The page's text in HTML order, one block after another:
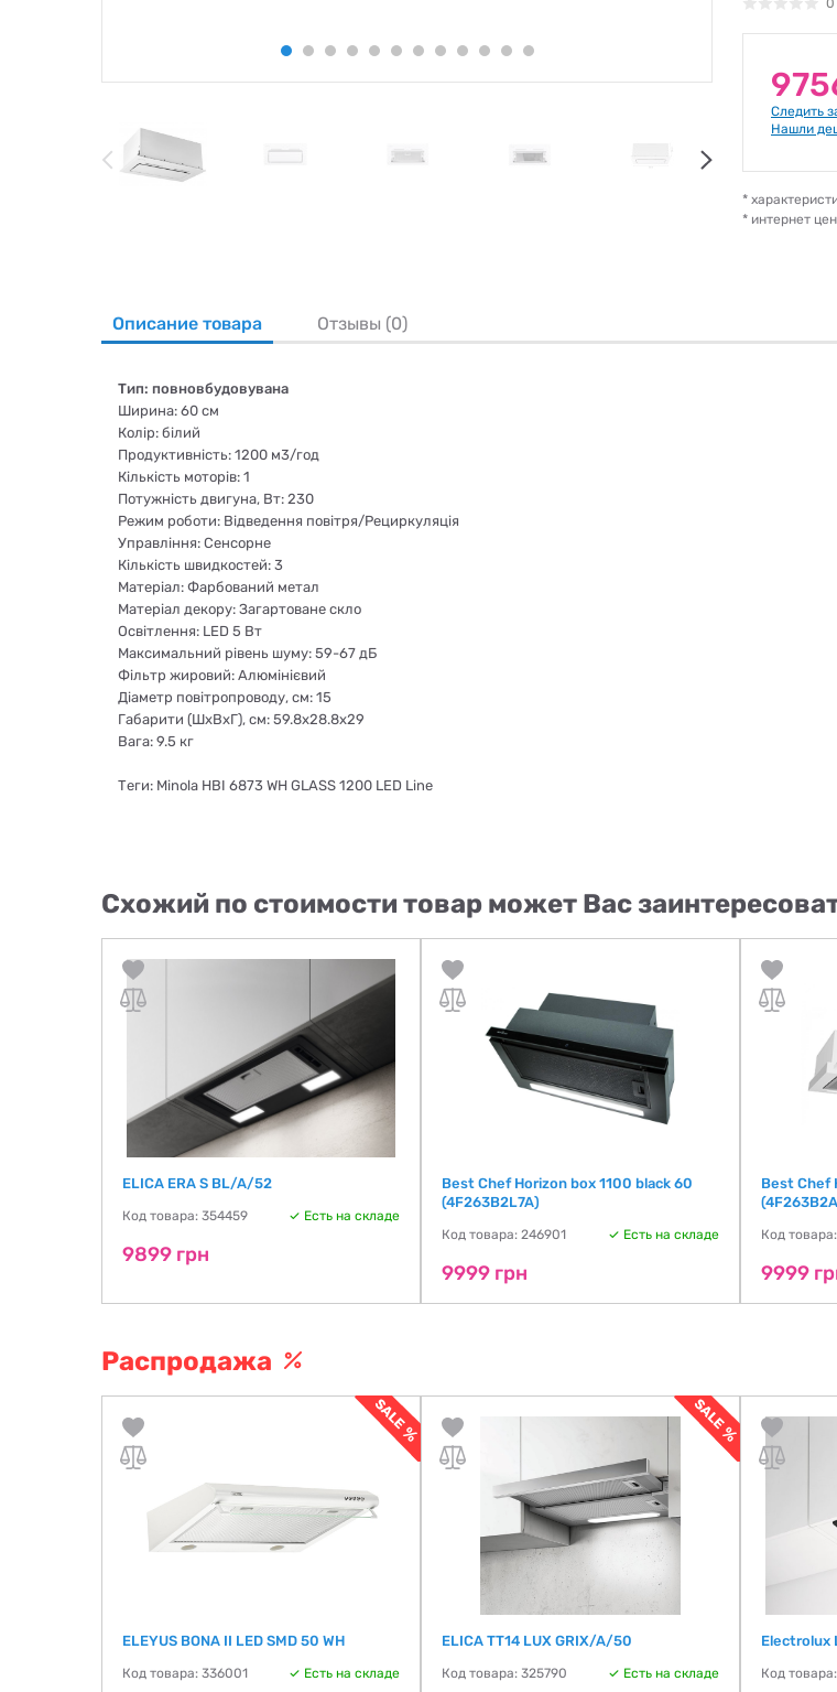
0
Следить
Нашли
*
* интернет
Описание товара Отзывы (0)
Тип: повновбудовувана
Ширина: 60 см
Колір: білий
Продуктивність: 1200 м3/год
Кількість моторів: 1
Потужність двигуна, Вт: 230
Режим роботи: Відведення повітря/Рециркуляція
Управління: Сенсорне
Кількість швидкостей: 3
Матеріал: Фарбований метал
Матеріал декору: Загартоване скло
Освітлення: LED 5 Вт
Максимальний рівень шуму: 59-67 дБ
Фільтр жировий: Алюмінієвий
Діаметр повітропроводу, см: 15
Габарити (ШхВхГ), cм: 59.8х28.8х29
Вага: 9.5 кг
Теги: Minola HBI 6873 WH GLASS 1200 LED Line
Схожий по стоимости товар может Вас
ELICA ERA S BL/A/52
Код товара: 354459 Есть на складе
9899 грн
Best Chef Horizon box 1100 black 60
(4F263B2L7A)
Код товара: 246901 Есть на складе
9999 грн
Best Chef
Код
9999
Распродажа
ELEYUS BONA II LED SMD 50 WH
Код товара: 336001 Есть на складе
ELICA TT14 LUX GRIX/A/50
Код товара: 325790 Есть на складе
Electrolux
Код